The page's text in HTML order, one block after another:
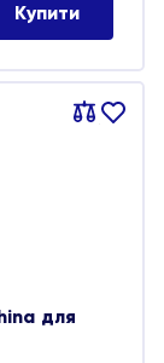
Купити
Порівняти
В
для